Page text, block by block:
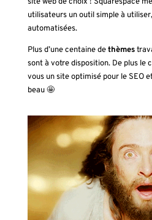
utilisateurs un outil simple à
automatisées.
Plus d’une centaine dethèmes
sont à votre disposition. De plus le
vous un site optimisé pour le SEO
beau 🤩